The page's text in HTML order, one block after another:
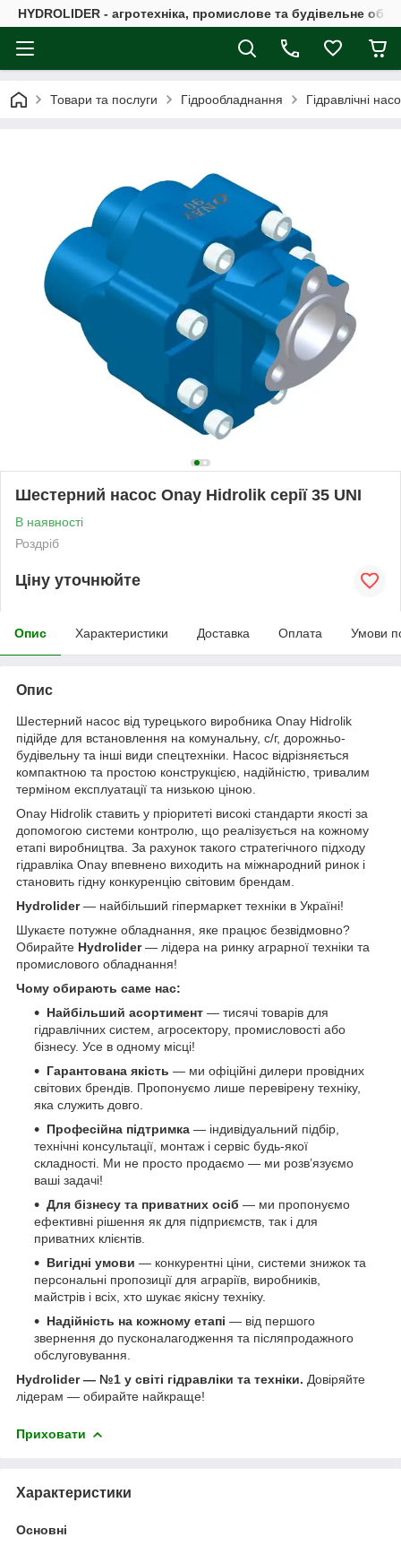
HYDROLIDER - агротехніка, промислове та будівельне
Товари та послуги Гідрообладнання Гідравлічні
Шестерний насос Onay Hidrolik серії 35 UNI
В наявності
Роздріб
Ціну уточнюйте
Опис Характеристики Доставка Оплата Умови
Опис
Шестерний насос від турецького виробника Onay Hidrolik
підійде для встановлення на комунальну, с/г, дорожньо-
будівельну та інші види спецтехніки. Насос відрізняється
компактною та простою конструкцією, надійністю, тривалим
терміном експлуатації та низькою ціною.
Onay Hidrolik ставить у пріоритеті високі стандарти якості за
допомогою системи контролю, що реалізується на кожному
етапі виробництва. За рахунок такого стратегічного підходу
гідравліка Onay впевнено виходить на міжнародний ринок і
становить гідну конкуренцію світовим брендам.
Hydrolider— найбільший гіпермаркет техніки в Україні!
Шукаєте потужне обладнання, яке працює безвідмовно?
Обирайте Hydrolider— лідера на ринку аграрної техніки та
промислового обладнання!
Чому обирають саме нас:
Найбільший асортимент — тисячі товарів для
гідравлічних систем, агросектору, промисловості або
бізнесу. Усе в одному місці!
Гарантована якість — ми офіційні дилери провідних
світових брендів. Пропонуємо лише перевірену техніку,
яка служить довго.
Професійна підтримка — індивідуальний підбір,
технічні консультації, монтаж і сервіс будь-якої
складності. Ми не просто продаємо — ми розв’язуємо
ваші задачі!
Для бізнесу та приватних осіб — ми пропонуємо
ефективні рішення як для підприємств, так і для
приватних клієнтів.
Вигідні умови — конкурентні ціни, системи знижок та
персональні пропозиції для аграріїв, виробників,
майстрів і всіх, хто шукає якісну техніку.
Надійність на кожному етапі — від першого
звернення до пусконалагодження та післяпродажного
обслуговування.
Hydrolider — №1 у світі гідравліки та техніки. Довіряйте
лідерам — обирайте найкраще!
Приховати
Характеристики
Основні